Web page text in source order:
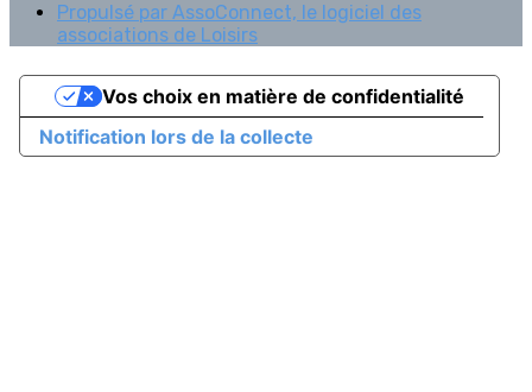
Propulsé par AssoConnect, le logiciel des
associations de Loisirs
Notification lors de la collecte
Vos choix en matière de confidentialité